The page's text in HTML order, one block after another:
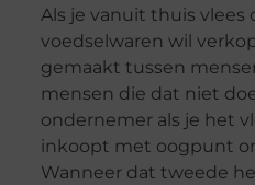
Als je vanuit thuis vlees
voedselwaren wil
gemaakt tussen
mensen die dat niet
ondernemer als je het
inkoopt met oogpunt
Wanneer dat tweede